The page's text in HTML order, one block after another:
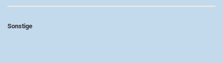
Sonstige